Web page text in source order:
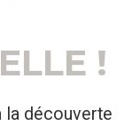
!
la découverte